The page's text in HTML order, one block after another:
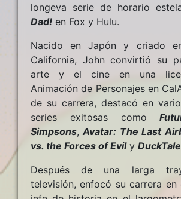
longeva serie de horario
Dad! en Fox y Hulu.
Nacido en Japón y criado
California, John convirtió su
arte y el cine en una
Animación de Personajes en
de su carrera, destacó en
series exitosas como
Simpsons,Avatar: The Last
vs. the Forces of Evily
Después de una larga
televisión, enfocó su carrera